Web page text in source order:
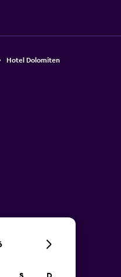
Hotel Dolomiten